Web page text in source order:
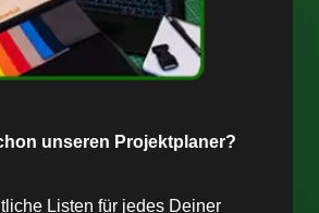
unseren Projektplaner?
Listen für jedes Deiner